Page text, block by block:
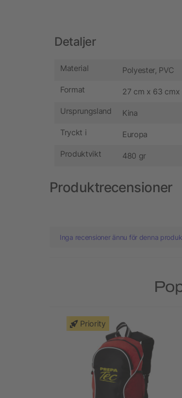
Detaljer
Material Polyester, PVC
Format 27 cm x 63 cmx
Ursprungsland Kina
Tryckt i Europa
Produktvikt 480 gr
Produktrecensioner
Inga recensioner ännu för denna
Priority